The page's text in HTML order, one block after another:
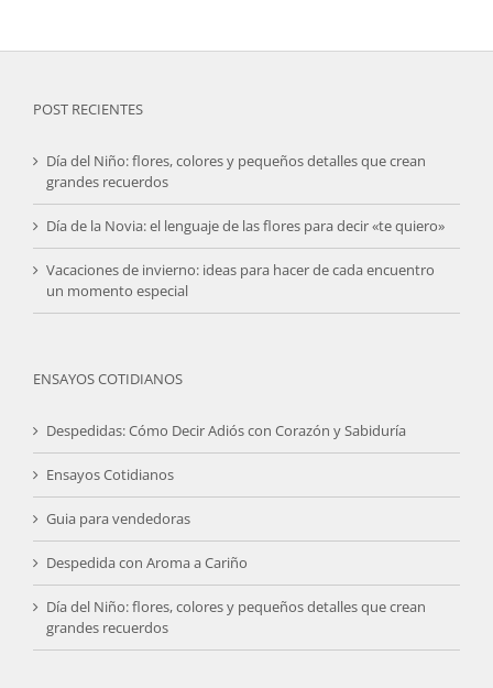
POST RECIENTES
Día del Niño: flores, colores y pequeños detalles que crean
grandes recuerdos
Día de la Novia: el lenguaje de las flores para decir «te quiero»
Vacaciones de invierno: ideas para hacer de cada encuentro
un momento especial
ENSAYOS COTIDIANOS
Despedidas: Cómo Decir Adiós con Corazón y Sabiduría
Ensayos Cotidianos
Guia para vendedoras
Despedida con Aroma a Cariño
Día del Niño: flores, colores y pequeños detalles que crean
grandes recuerdos